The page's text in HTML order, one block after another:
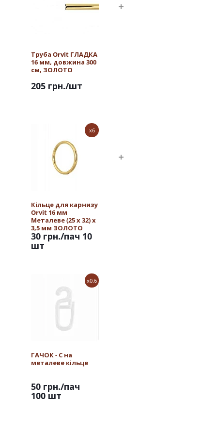
Труба Orvit ГЛАДКА
16 мм, довжина 300
см, ЗОЛОТО
205 грн./шт
x6
Кільце для карнизу
Orvit 16 мм
Металеве (25 х 32) х
3,5 мм ЗОЛОТО
30 грн./пач 10
шт
x0.6
ГАЧОК - С на
металеве кільце
50 грн./пач
100 шт